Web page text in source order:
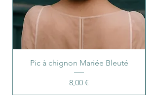
Pic à chignon Mariée Bleuté
Prix
8,00 €